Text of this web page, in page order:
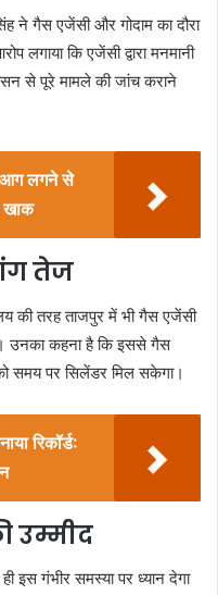
ने गैस एजेंसी और गोदाम का दौरा
लगाया कि एजेंसी द्वारा मनमानी
से पूरे मामले की जांच कराने
आग लगने से
खाक
तेज
की तरह ताजपुर में भी गैस एजेंसी
उनका कहना है कि इससे गैस
समय पर सिलेंडर मिल सकेगा।
रिकॉर्ड:
उम्मीद
इस गंभीर समस्या पर ध्यान देगा